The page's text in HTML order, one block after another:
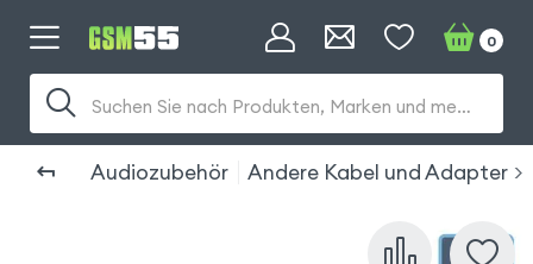
Suchen Sie nach Produkten, Marken und mehr...
0
Audiozubehör Andere Kabel und Adapter